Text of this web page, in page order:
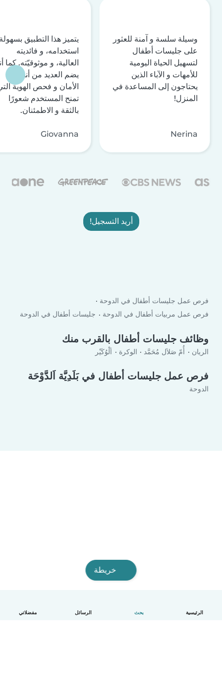
الرئيسية بحث الرسائل مفضلاتي
وسيلة سلسة و آمنة للعثور
على جليسات أطفال
لتسهيل الحياة اليومية
للأمهات و الآباء الذين
يحتاجون إلى المساعدة في
المنزل!
Nerina
يتميز هذا التطبيق
استخدامه، و فائديته
العالية، و موثوقيّته. كما
يضم العديد من أنظمة
الأمان و فحص الهوية
تمنح المستخدم شعورًا
بالثقة و الاطمئنان.
Giovanna
أريد التسجيل!
فرص عمل جليسات أطفال في الدوحة
فرص عمل مربيات أطفال في الدوحة
جليسات أطفال في الدوحة
وظائف جليسات أطفال بالقرب منك
الريان أُمّ صَلاَل مُحَمَّد الوكرة اَلْوُكَيْر
فرص عمل جليسات أطفال في بَلَدِيَّة اَلدَّوْحَة
الدوحة
خريطة